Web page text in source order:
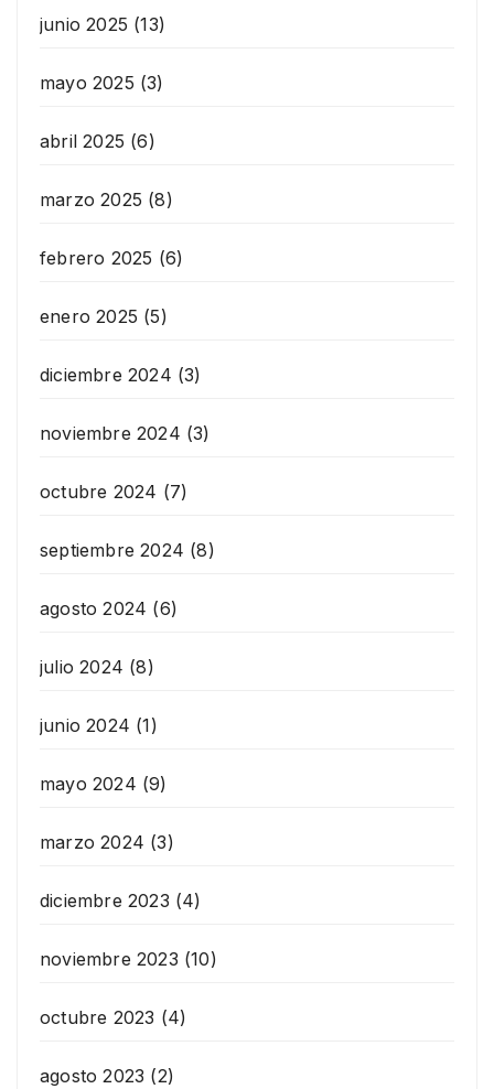
junio 2025 (13)
mayo 2025 (3)
abril 2025 (6)
marzo 2025 (8)
febrero 2025 (6)
enero 2025 (5)
diciembre 2024 (3)
noviembre 2024 (3)
octubre 2024 (7)
septiembre 2024 (8)
agosto 2024 (6)
julio 2024 (8)
junio 2024 (1)
mayo 2024 (9)
marzo 2024 (3)
diciembre 2023 (4)
noviembre 2023 (10)
octubre 2023 (4)
agosto 2023 (2)